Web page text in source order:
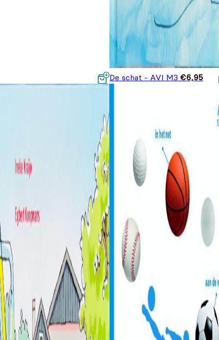
De schat - AVI M3 €6,95